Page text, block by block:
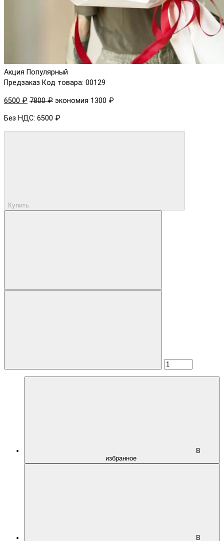
Акция Популярный
Предзаказ Код товара: 00129
6500 ₽ 7800 ₽ экономия 1300 ₽
Без НДС: 6500 ₽
Купить
В
избранное
В